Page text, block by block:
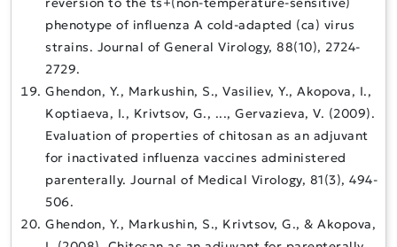
phenotype of influenza A cold-adapted (ca) virus
strains. Journal of General Virology, 88(10), 2724-
2729.
Ghendon, Y., Markushin, S., Vasiliev, Y., Akopova, I.,
Koptiaeva, I., Krivtsov, G., ..., Gervazieva, V. (2009).
Evaluation of properties of chitosan as an adjuvant
for inactivated influenza vaccines administered
parenterally. Journal of Medical Virology, 81(3), 494-
506.
Ghendon, Y., Markushin, S., Krivtsov, G., & Akopova,